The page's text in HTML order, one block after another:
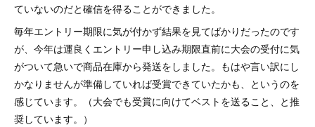
ていないのだと確信を得ることができました。
毎年エントリー期限に気が付かず結果を見てばかりだったのです
が、今年は運良くエントリー申し込み期限直前に大会の受付に気
がついて急いで商品在庫から発送をしました。もはや言い訳にし
かなりませんが準備していれば受賞できていたかも、というのを
感じています。（大会でも受賞に向けてベストを送ること、と推
奨しています。）